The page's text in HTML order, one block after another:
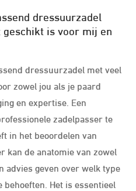
dressuurzadel
is voor mij en
dressuurzadel met veel
zowel jou als je paard
en expertise. Een
zadelpasser te
in het beoordelen van
kan de anatomie van zowel
advies geven over welk type
Het is essentieel